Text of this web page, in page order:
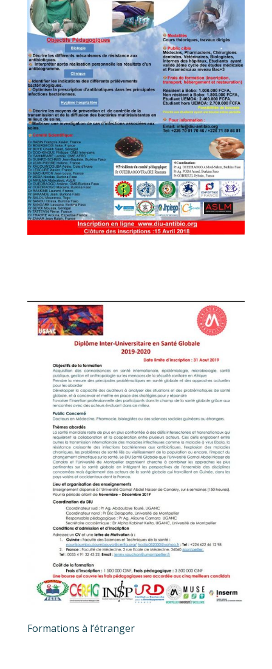
Formations à l’étranger